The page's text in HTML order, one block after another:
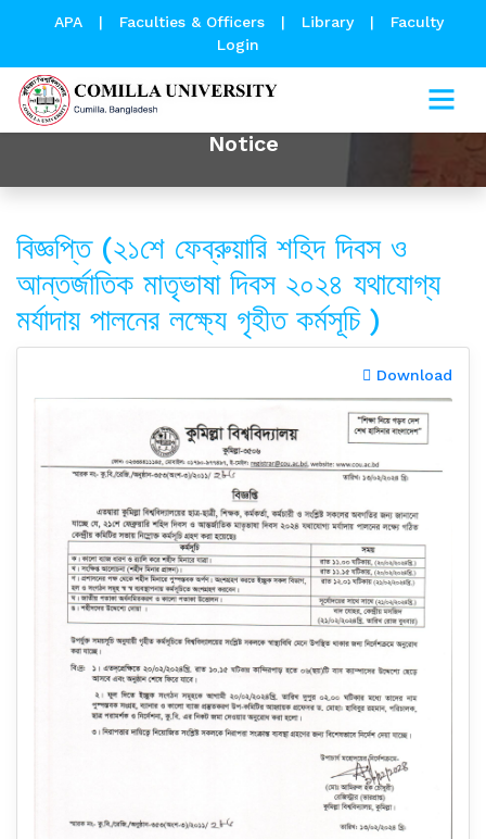
APA | Faculties & Officers | Library |
Faculty
Login
Notice
বিজ্ঞপ্তি (২১শে ফেব্রুয়ারি শহিদ দিবস ও
আন্তর্জাতিক মাতৃভাষা দিবস ২০২৪ যথাযোগ্য
মর্যাদায় পালনের লক্ষ্যে গৃহীত কর্মসূচি )
Download